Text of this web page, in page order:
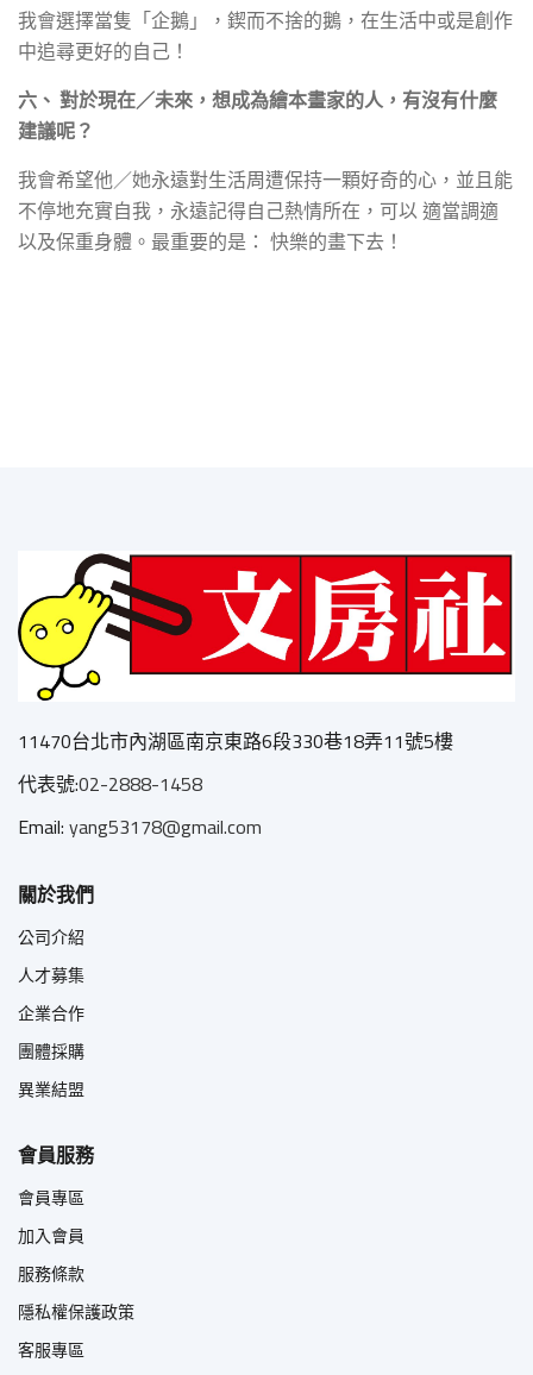
我會選擇當隻「企鵝」，鍥而不捨的鵝，在生活中或是創作
中追尋更好的自己！
六、 對於現在／未來，想成為繪本畫家的人，有沒有什麼
建議呢？
我會希望他／她永遠對生活周遭保持一顆好奇的心，並且能
不停地充實自我，永遠記得自己熱情所在，可以 適當調適
以及保重身體。最重要的是： 快樂的畫下去！
11470台北市內湖區南京東路6段330巷18弄11號5樓
代表號:02-2888-1458
Email:yang53178@gmail.com
關於我們
公司介紹
人才募集
企業合作
團體採購
異業結盟
會員服務
會員專區
加入會員
服務條款
隱私權保護政策
客服專區